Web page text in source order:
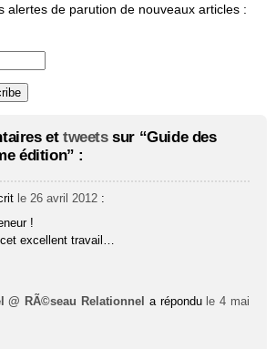
alertes de parution de nouveaux articles :
et tweetssur “Guide des
édition” :
le 26 avril 2012 :
!
excellent travail…
@ RÃ©seau Relationnel a répondu le 4 mai